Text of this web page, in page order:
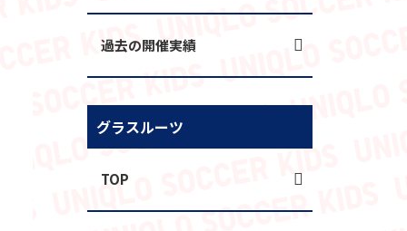
過去の開催実績
グラスルーツ
TOP